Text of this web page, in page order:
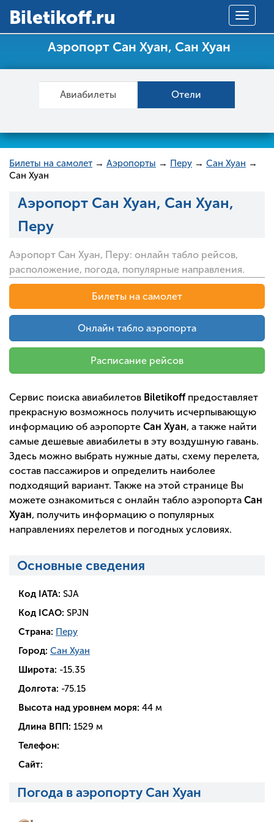
Toggle
Вiletikoff.ru
Аэропорт Сан Хуан, Сан Хуан
Авиабилеты Отели
Билеты на самолет → Аэропорты → Перу → Сан Хуан →
Сан Хуан
Аэропорт Сан Хуан, Сан Хуан,
Перу
Аэропорт Сан Хуан, Перу: онлайн табло рейсов,
расположение, погода, популярные направления.
Билеты на самолет
Онлайн табло аэропорта
Расписание рейсов
Сервис поиска авиабилетов Biletikoffпредоставляет
прекрасную возможнось получить исчерпывающую
информацию об аэропорте Сан Хуан, а также найти
самые дешевые авиабилеты в эту воздушную гавань.
Здесь можно выбрать нужные даты, схему перелета,
состав пассажиров и определить наиболее
подходящий вариант. Также на этой странице Вы
можете ознакомиться с онлайн табло аэропорта Сан
Хуан, получить информацию о популярных
направлениях перелетов и погодных условиях.
Основные сведения
Код IATA: SJA
Код ICAO: SPJN
Страна: Перу
Город: Сан Хуан
Широта: -15.35
Долгота: -75.15
Высота над уровнем моря: 44 м
Длина ВПП: 1529 м
Телефон:
Сайт:
Погода в аэропорту Сан Хуан